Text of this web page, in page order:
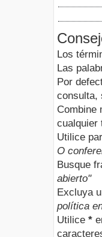
Los
Las
Por
consulta,
Combine
cualquier
Utilice
O
Busque
abierto"
Excluya
política
Utilice *